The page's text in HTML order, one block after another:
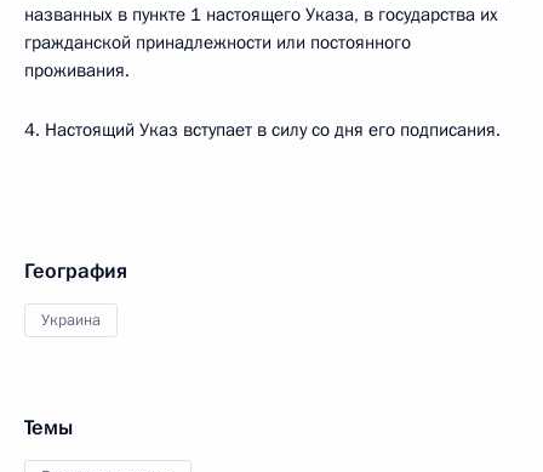
названных в пункте 1 настоящего Указа, в государства их
гражданской принадлежности или постоянного
проживания.
4. Настоящий Указ вступает в силу со дня его подписания.
География
Украина
Темы